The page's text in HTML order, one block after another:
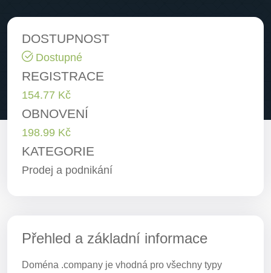
DOSTUPNOST
Dostupné
REGISTRACE
154.77 Kč
OBNOVENÍ
198.99 Kč
KATEGORIE
Prodej a podnikání
Přehled a základní informace
Doména .company je vhodná pro všechny typy